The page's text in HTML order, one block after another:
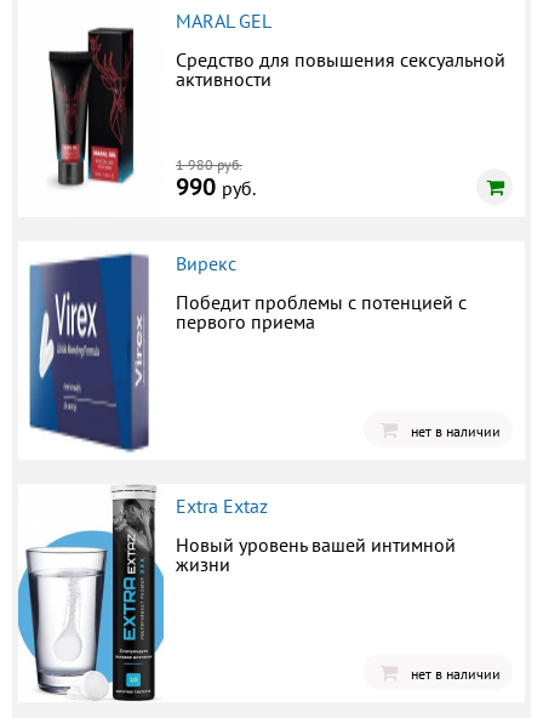
MARAL GEL
Средство для повышения сексуальной
активности
1 980 руб.
990 руб.
Вирекс
Победит проблемы с потенцией с
первого приема
нет в наличии
Extra Extaz
Новый уровень вашей интимной
жизни
нет в наличии